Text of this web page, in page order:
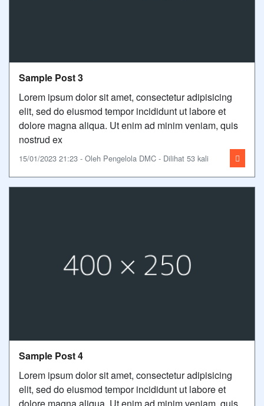
Sample Post 3
Lorem ipsum dolor sit amet, consectetur adipisicing
elit, sed do eiusmod tempor incididunt ut labore et
dolore magna aliqua. Ut enim ad minim veniam, quis
nostrud ex
15/01/2023 21:23 - Oleh Pengelola DMC - Dilihat 53 kali
Sample Post 4
Lorem ipsum dolor sit amet, consectetur adipisicing
elit, sed do eiusmod tempor incididunt ut labore et